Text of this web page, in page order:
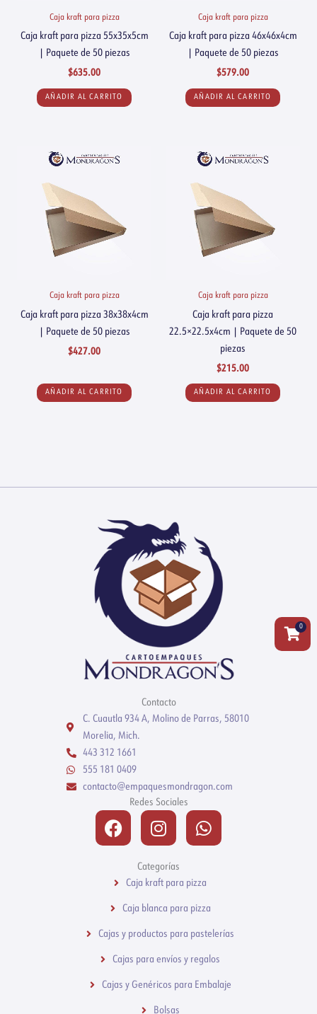
Caja kraft para pizza
Caja kraft para pizza 55x35x5cm
| Paquete de 50 piezas
$635.00
AÑADIR AL CARRITO
Caja kraft para pizza
Caja kraft para pizza 46x46x4cm
| Paquete de 50 piezas
$579.00
AÑADIR AL CARRITO
Caja kraft para pizza
Caja kraft para pizza 38x38x4cm
| Paquete de 50 piezas
$427.00
AÑADIR AL CARRITO
Caja kraft para pizza
Caja kraft para pizza
22.5×22.5x4cm | Paquete de 50
piezas
$215.00
AÑADIR AL CARRITO
Contacto
C. Cuautla 934 A, Molino de Parras, 58010
Morelia, Mich.
443 312 1661
555 181 0409
contacto@empaquesmondragon.com
Redes Sociales
FacebookInstagramWhatsapp
Categorías
Caja kraft para pizza
Caja blanca para pizza
Cajas y productos para pastelerías
Cajas para envíos y regalos
Cajas y Genéricos para Embalaje
Bolsas
0